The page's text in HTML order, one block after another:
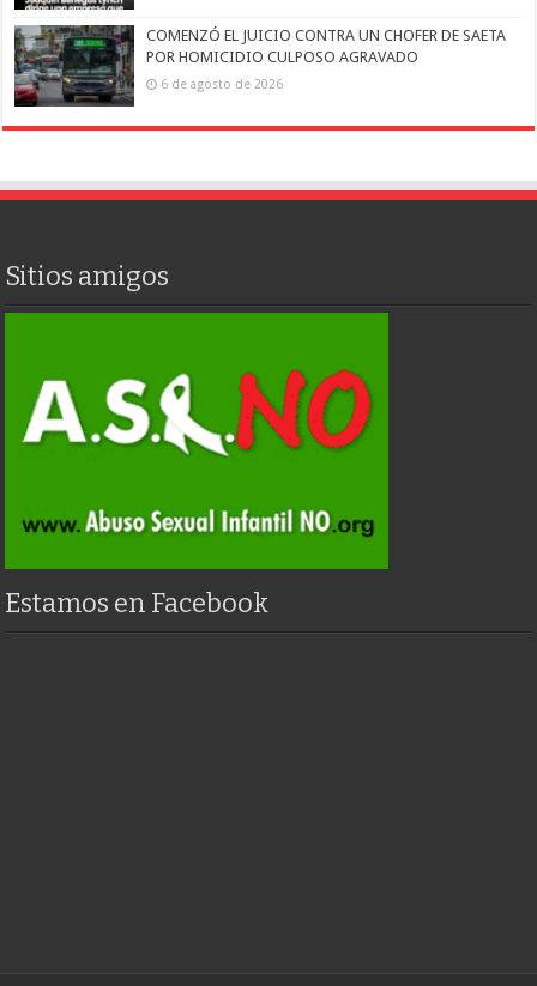
COMENZÓ EL JUICIO CONTRA UN CHOFER DE SAETA
POR HOMICIDIO CULPOSO AGRAVADO
6 de agosto de 2026
Sitios amigos
Estamos en Facebook